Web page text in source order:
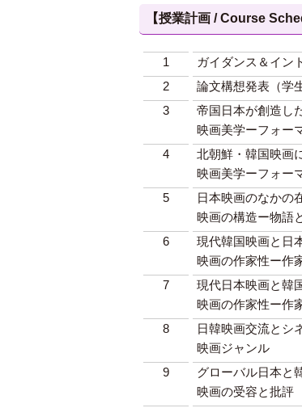
【授業計画 / Course
1
ガイダンス＆イン
2
論文構想発表（学
3
帝国日本が創造し
映画美学ーフォー
4
北朝鮮・韓国映画
映画美学ーフォー
5
日本映画のなかの
映画の構造ー物語
6
現代韓国映画と日
映画の作家性ー作
7
現代日本映画と韓
映画の作家性ー作
8
日韓映画交流とシ
映画ジャンル
9
グローバル日本と
映画の受容と批評